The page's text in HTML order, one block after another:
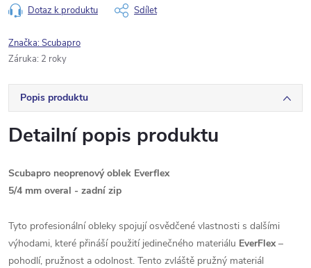
Dotaz k produktu Sdílet
Značka:Scubapro
Záruka: 2 roky
Popis produktu
Detailní popis produktu
Scubapro neoprenový oblek Everflex
5/4 mm overal - zadní zip
Tyto profesionální obleky spojují osvědčené vlastnosti s dalšími
výhodami, které přináší použití jedinečného materiálu EverFlex –
pohodlí, pružnost a odolnost. Tento zvláště pružný materiál